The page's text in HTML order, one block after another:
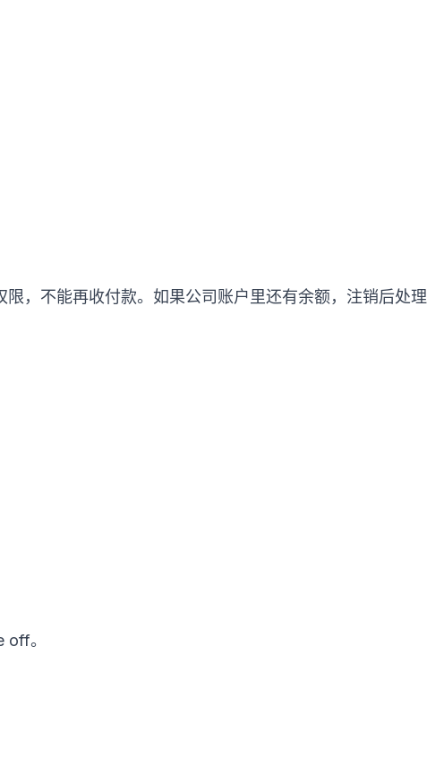
，不能再收付款。如果公司账户里还有余额，注销后处理
。